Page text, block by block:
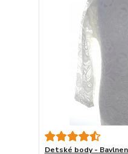
Detské body -